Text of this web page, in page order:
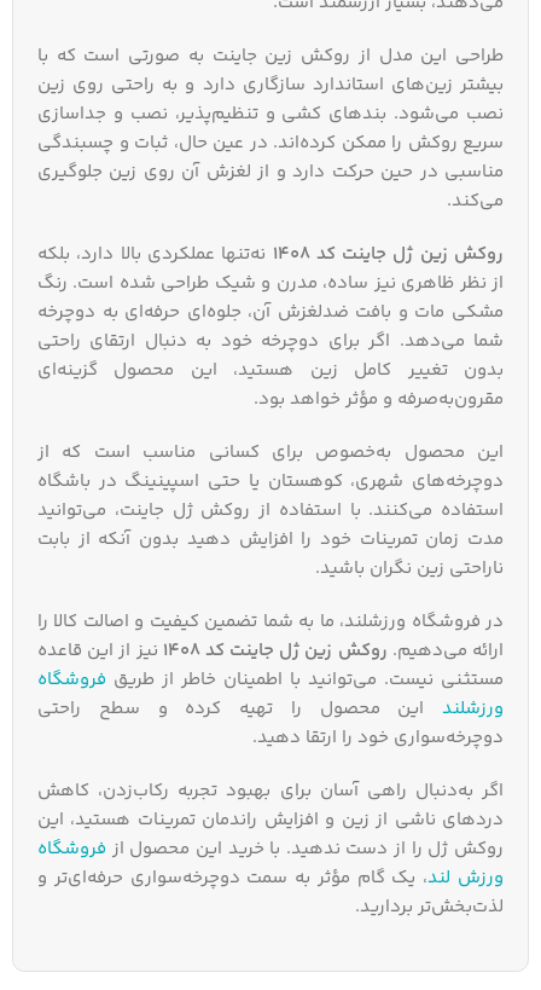
طراحی این مدل از روکش زین جاینت به صورتی است که با
بیشتر زین‌های استاندارد سازگاری دارد و به راحتی روی زین
نصب می‌شود. بندهای کشی و تنظیم‌پذیر، نصب و جداسازی
سریع روکش را ممکن کرده‌اند. در عین حال، ثبات و چسبندگی
مناسبی در حین حرکت دارد و از لغزش آن روی زین جلوگیری
می‌کند.
روکش زین ژل جاینت کد 1408
نه‌تنها عملکردی بالا دارد، بلکه
از نظر ظاهری نیز ساده، مدرن و شیک طراحی شده است. رنگ
مشکی مات و بافت ضدلغزش آن، جلوه‌ای حرفه‌ای به دوچرخه
شما می‌دهد. اگر برای دوچرخه خود به دنبال ارتقای راحتی
بدون تغییر کامل زین هستید، این محصول گزینه‌ای
مقرون‌به‌صرفه و مؤثر خواهد بود.
این محصول به‌خصوص برای کسانی مناسب است که از
دوچرخه‌های شهری، کوهستان یا حتی اسپینینگ در باشگاه
استفاده می‌کنند. با استفاده از روکش ژل جاینت، می‌توانید
مدت زمان تمرینات خود را افزایش دهید بدون آنکه از بابت
ناراحتی زین نگران باشید.
در فروشگاه ورزشلند، ما به شما تضمین کیفیت و اصالت کالا را
ارائه می‌دهیم. روکش زین ژل جاینت کد 1408
نیز از این قاعده
مستثنی نیست. می‌توانید با اطمینان خاطر از طریق فروشگاه
ورزشلند این محصول را تهیه کرده و سطح راحتی
دوچرخه‌سواری خود را ارتقا دهید.
اگر به‌دنبال راهی آسان برای بهبود تجربه رکاب‌زدن، کاهش
دردهای ناشی از زین و افزایش راندمان تمرینات هستید، این
روکش ژل را از دست ندهید. با خرید این محصول از فروشگاه
ورزش لند، یک گام مؤثر به سمت دوچرخه‌سواری حرفه‌ای‌تر و
لذت‌بخش‌تر بردارید.